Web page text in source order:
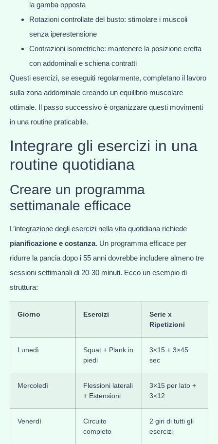
la gamba opposta
Rotazioni controllate del busto: stimolare i muscoli
senza iperestensione
Contrazioni isometriche: mantenere la posizione eretta
con addominali e schiena contratti
Questi esercizi, se eseguiti regolarmente, completano il lavoro
sulla zona addominale creando un equilibrio muscolare
ottimale. Il passo successivo è organizzare questi movimenti
in una routine praticabile.
Integrare gli esercizi in una
routine quotidiana
Creare un programma
settimanale efficace
L’integrazione degli esercizi nella vita quotidiana richiede
pianificazione e costanza. Un programma efficace per
ridurre la pancia dopo i 55 anni dovrebbe includere almeno tre
sessioni settimanali di 20-30 minuti. Ecco un esempio di
struttura:
Giorno Esercizi
Serie x
Ripetizioni
Lunedì
Squat + Plank in
piedi
3×15 + 3×45
sec
Mercoledì
Flessioni laterali
+ Estensioni
3×15 per lato +
3×12
Venerdì
Circuito
completo
2 giri di tutti gli
esercizi